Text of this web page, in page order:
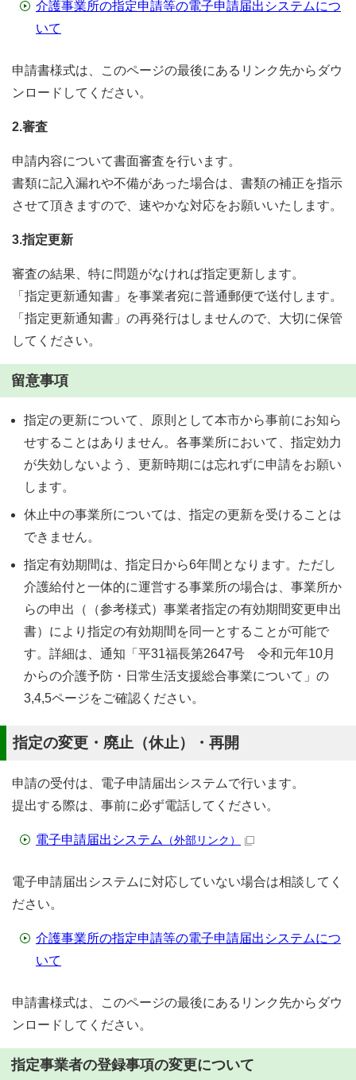
介護事業所の指定申請等の電子申請届出システムにつ
いて
申請書様式は、このページの最後にあるリンク先からダウ
ンロードしてください。
2.審査
申請内容について書面審査を行います。
書類に記入漏れや不備があった場合は、書類の補正を指示
させて頂きますので、速やかな対応をお願いいたします。
3.指定更新
審査の結果、特に問題がなければ指定更新します。
「指定更新通知書」を事業者宛に普通郵便で送付します。
「指定更新通知書」の再発行はしませんので、大切に保管
してください。
留意事項
指定の更新について、原則として本市から事前にお知ら
せすることはありません。各事業所において、指定効力
が失効しないよう、更新時期には忘れずに申請をお願い
します。
休止中の事業所については、指定の更新を受けることは
できません。
指定有効期間は、指定日から6年間となります。ただし
介護給付と一体的に運営する事業所の場合は、事業所か
らの申出（（参考様式）事業者指定の有効期間変更申出
書）により指定の有効期間を同一とすることが可能で
す。詳細は、通知「平31福長第2647号 令和元年10月
からの介護予防・日常生活支援総合事業について」の
3,4,5ページをご確認ください。
指定の変更・廃止（休止）・再開
申請の受付は、電子申請届出システムで行います。
提出する際は、事前に必ず電話してください。
電子申請届出システム （外部リンク）
電子申請届出システムに対応していない場合は相談してく
ださい。
介護事業所の指定申請等の電子申請届出システムにつ
いて
申請書様式は、このページの最後にあるリンク先からダウ
ンロードしてください。
指定事業者の登録事項の変更について